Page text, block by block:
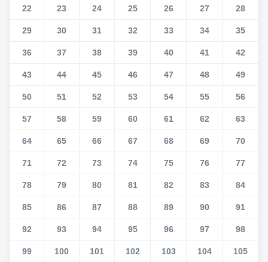
22 23 24 25 26 27 28
29 30 31 32 33 34 35
36 37 38 39 40 41 42
43 44 45 46 47 48 49
50 51 52 53 54 55 56
57 58 59 60 61 62 63
64 65 66 67 68 69 70
71 72 73 74 75 76 77
78 79 80 81 82 83 84
85 86 87 88 89 90 91
92 93 94 95 96 97 98
99 100 101 102 103 104 105